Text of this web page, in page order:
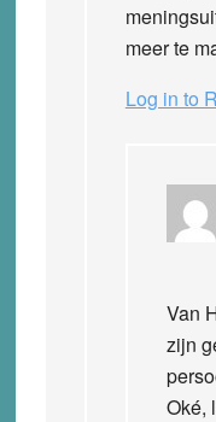
meer te
Log in to
Van
zijn
Oké,